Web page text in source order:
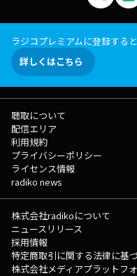
ラジコプレミアムに登録する
詳しくはこちら
聴取について
配信エリア
利用規約
プライバシーポリシー
ライセンス情報
radiko news
株式会社radikoについて
ニュースリリース
採用情報
特定商取引に関する法律に基
株式会社メディアプラットフ